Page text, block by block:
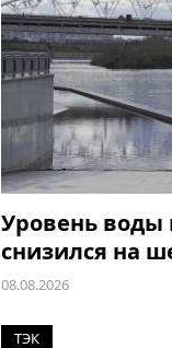
Уровень воды
снизился на
08.08.2026
ТЭК